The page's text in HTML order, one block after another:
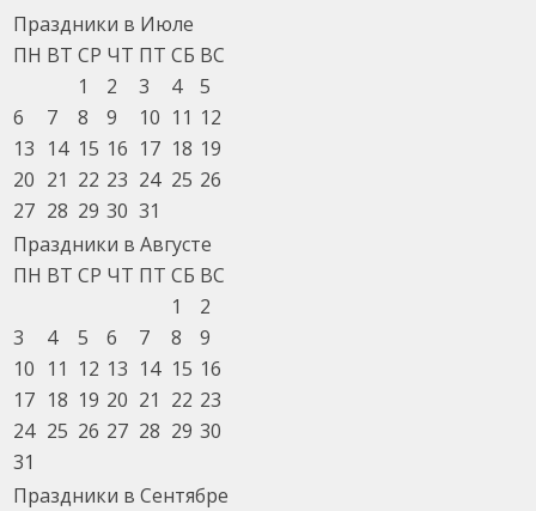
Праздники в Июле
ПН ВТ СР ЧТ ПТ СБ ВС
1
2 3 4
5
6
7 8 9 10 11 12
13 14 15 16 17 18 19
20 21 22 23 24 25 26
27 28 29 30 31
Праздники в Августе
ПН ВТ СР ЧТ ПТ СБ ВС
1
2
3
4 5 6 7 8
9
10 11 12 13 14 15 16
17 18 19 20 21 22 23
24 25 26 27 28 29 30
31
Праздники в Сентябре